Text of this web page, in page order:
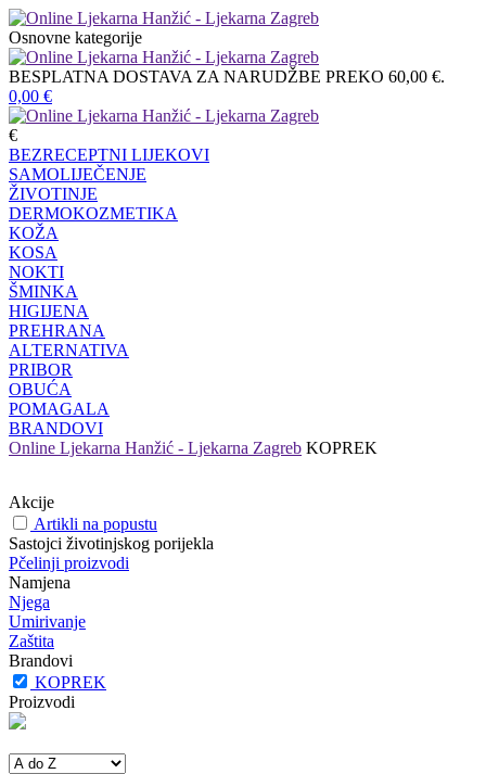
Osnovne kategorije
BESPLATNA DOSTAVA ZA NARUDŽBE PREKO 60,00 €.
0,00 €
€
BEZRECEPTNI LIJEKOVI
SAMOLIJEČENJE
ŽIVOTINJE
DERMOKOZMETIKA
KOŽA
KOSA
NOKTI
ŠMINKA
HIGIJENA
PREHRANA
ALTERNATIVA
PRIBOR
OBUĆA
POMAGALA
BRANDOVI
Online Ljekarna Hanžić - Ljekarna Zagreb KOPREK
Akcije
Artikli na popustu
Sastojci životinjskog porijekla
Pčelinji proizvodi
Namjena
Njega
Umirivanje
Zaštita
Brandovi
KOPREK
Proizvodi